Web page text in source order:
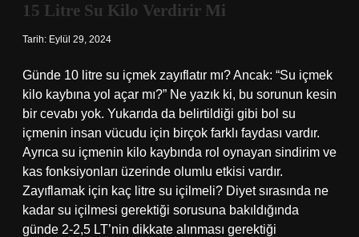
15 Litre Su Kilo Verdirir Mi
Tarih: Eylül 29, 2024
Günde 10 litre su içmek zayıflatır mı? Ancak: “Su içmek
kilo kaybına yol açar mı?” Ne yazık ki, bu sorunun kesin
bir cevabı yok. Yukarıda da belirtildiği gibi bol su
içmenin insan vücudu için birçok farklı faydası vardır.
Ayrıca su içmenin kilo kaybında rol oynayan sindirim ve
kas fonksiyonları üzerinde olumlu etkisi vardır.
Zayıflamak için kaç litre su içilmeli? Diyet sırasında ne
kadar su içilmesi gerektiği sorusuna bakıldığında
günde 2-2,5 LT’nin dikkate alınması gerektiği